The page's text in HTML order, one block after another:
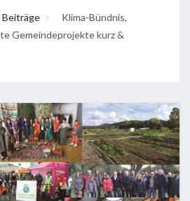
Beiträge
Klima-Bündnis,
Gemeindeprojekte kurz &